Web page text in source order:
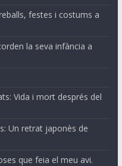
festes i costums a
la seva infància a
Vida i mort després del
Un retrat japonès de
que feia el meu avi.